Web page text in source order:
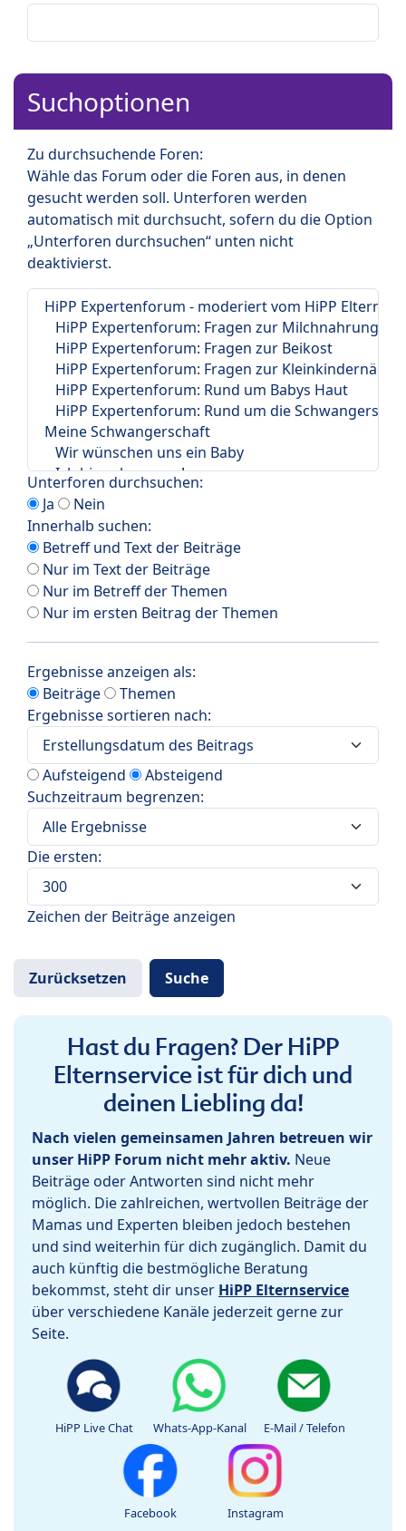
Suchoptionen
Zu durchsuchende Foren:
Wähle das Forum oder die Foren aus, in denen
gesucht werden soll. Unterforen werden
automatisch mit durchsucht, sofern du die Option
„Unterforen durchsuchen“ unten nicht
deaktivierst.
Unterforen durchsuchen:
Ja
Nein
Innerhalb suchen:
Betreff und Text der Beiträge
Nur im Text der Beiträge
Nur im Betreff der Themen
Nur im ersten Beitrag der Themen
Ergebnisse anzeigen als:
Beiträge
Themen
Ergebnisse sortieren nach:
Aufsteigend
Absteigend
Suchzeitraum begrenzen:
Die ersten:
Zeichen der Beiträge anzeigen
Hast du Fragen? Der HiPP
Elternservice ist für dich und
deinen Liebling da!
Nach vielen gemeinsamen Jahren betreuen wir
unser HiPP Forum nicht mehr aktiv. Neue
Beiträge oder Antworten sind nicht mehr
möglich. Die zahlreichen, wertvollen Beiträge der
Mamas und Experten bleiben jedoch bestehen
und sind weiterhin für dich zugänglich. Damit du
auch künftig die bestmögliche Beratung
bekommst, steht dir unser HiPP Elternservice
über verschiedene Kanäle jederzeit gerne zur
Seite.
HiPP Live Chat Whats-App-Kanal E-Mail / Telefon
Facebook Instagram